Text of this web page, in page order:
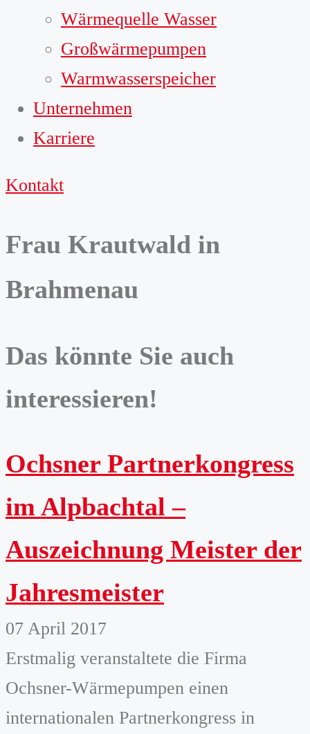
Wärmequelle Wasser
Großwärmepumpen
Warmwasserspeicher
Unternehmen
Karriere
Kontakt
Frau Krautwald in
Brahmenau
Das könnte Sie auch
interessieren!
Ochsner Partnerkongress
im Alpbachtal –
Auszeichnung Meister der
Jahresmeister
07 April 2017
Erstmalig veranstaltete die Firma
Ochsner-Wärmepumpen einen
internationalen Partnerkongress in